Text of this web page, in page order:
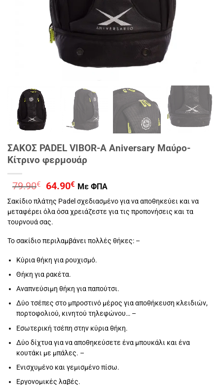
ΣΑΚΟΣ PADEL VIBOR-A Aniversary Μαύρο-
Κίτρινο φερμουάρ
79.90€
Original
was:
79.90€.
64.90€ Η
τρέχουσα
τιμή
είναι:
Με ΦΠΑ
Σακίδιο πλάτης Padel σχεδιασμένο για να αποθηκεύει και να
μεταφέρει όλα όσα χρειάζεστε για τις προπονήσεις και τα
τουρνουά σας.
Το σακίδιο περιλαμβάνει πολλές θήκες: –
Κύρια θήκη για ρουχισμό.
Θήκη για ρακέτα.
Αναπνεύσιμη θήκη για παπούτσι.
Δύο τσέπες στο μπροστινό μέρος για αποθήκευση κλειδιών,
πορτοφολιού, κινητού τηλεφώνου… –
Εσωτερική τσέπη στην κύρια θήκη.
Δύο δίχτυα για να αποθηκεύσετε ένα μπουκάλι και ένα
κουτάκι με μπάλες. –
Ενισχυμένο και γεμισμένο πίσω.
Εργονομικές λαβές.